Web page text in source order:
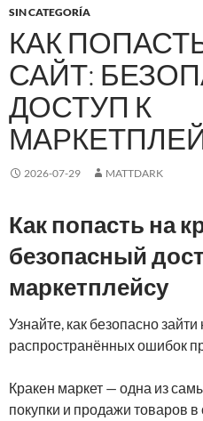
SIN CATEGORÍA
КАК
САЙТ:
ДОСТУП К
2026-07-29 MATTDARK
Как попасть на
безопасный
маркетплейсу
Узнайте, как безопасно
распространённых ошибок
Кракен маркет — одна из
покупки и продажи товаров